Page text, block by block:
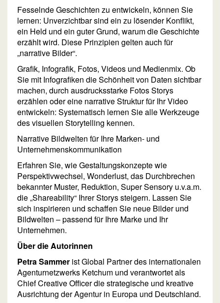
Fesselnde Geschichten zu entwickeln, können Sie
lernen: Unverzichtbar sind ein zu lösender Konflikt,
ein Held und ein guter Grund, warum die Geschichte
erzählt wird. Diese Prinzipien gelten auch für
„narrative Bilder“.
Grafik, Infografik, Fotos, Videos und Medienmix. Ob
Sie mit Infografiken die Schönheit von Daten sichtbar
machen, durch ausdrucksstarke Fotos Storys
erzählen oder eine narrative Struktur für Ihr Video
entwickeln: Systematisch lernen Sie alle Werkzeuge
des visuellen Storytelling kennen.
Narrative Bildwelten für Ihre Marken- und
Unternehmenskommunikation
Erfahren Sie, wie Gestaltungskonzepte wie
Perspektivwechsel, Wonderlust, das Durchbrechen
bekannter Muster, Reduktion, Super Sensory u.v.a.m.
die „Shareability“ Ihrer Storys steigern. Lassen Sie
sich inspirieren und schaffen Sie neue Bilder und
Bildwelten – passend für Ihre Marke und Ihr
Unternehmen.
Über die Autorinnen
Petra Sammer ist Global Partner des internationalen
Agenturnetzwerks Ketchum und verantwortet als
Chief Creative Officer die strategische und kreative
Ausrichtung der Agentur in Europa und Deutschland.